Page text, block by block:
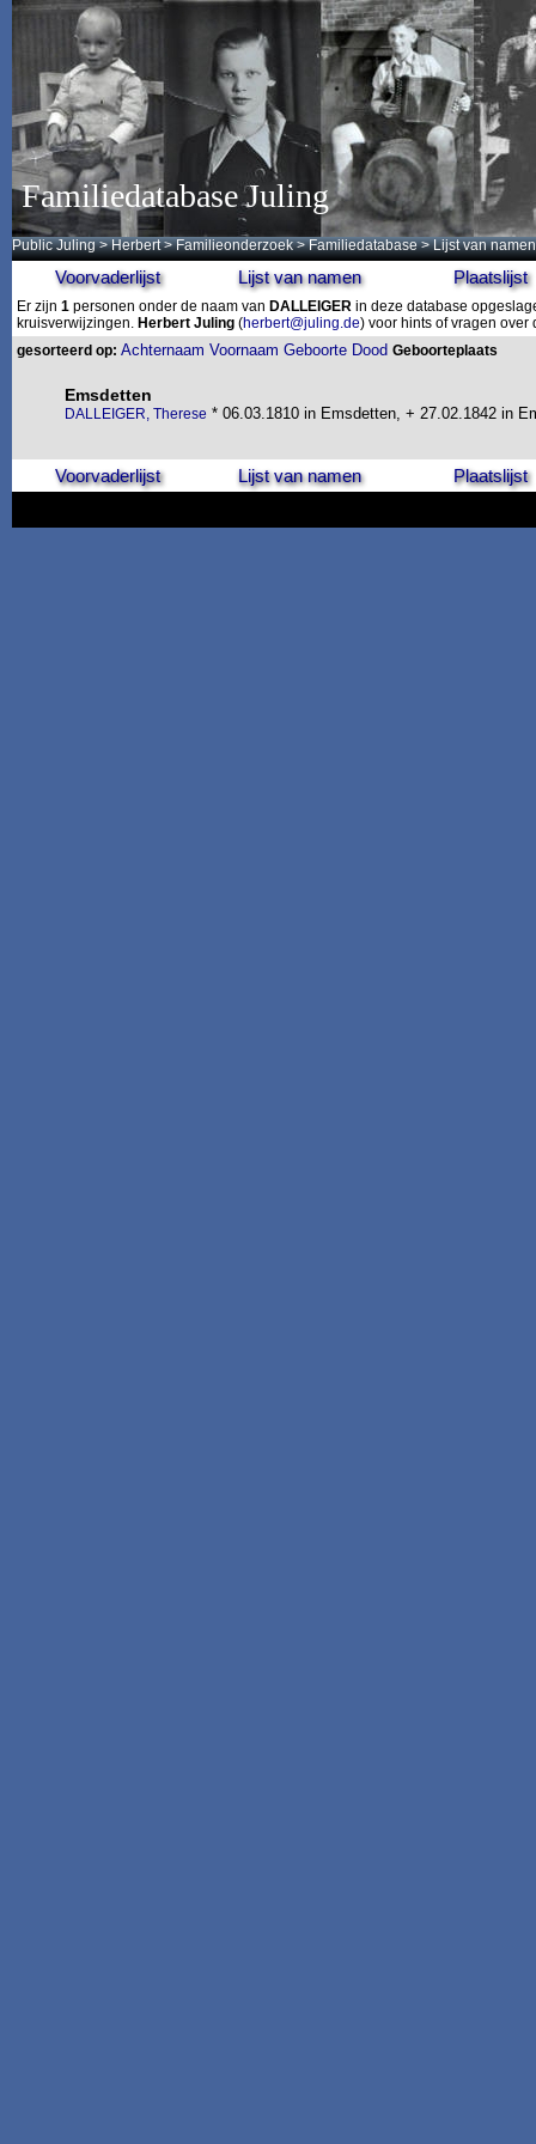
Familiedatabase Juling
Public Juling >Herbert >Familieonderzoek >Familiedatabase > Lijst van namen
Voorvaderlijst Lijst van namen Plaatslijst
Er zijn 1 personen onder de naam van DALLEIGER in deze database
kruisverwijzingen. Herbert Juling (herbert@juling.de) voor hints of vragen
gesorteerd op: Achternaam Voornaam Geboorte Dood Geboorteplaats
Emsdetten
DALLEIGER, Therese * 06.03.1810 in Emsdetten, + 27.02.1842 in
Voorvaderlijst Lijst van namen Plaatslijst